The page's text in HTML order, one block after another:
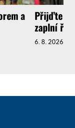
a
Přijďte
zaplní
6. 8. 2026